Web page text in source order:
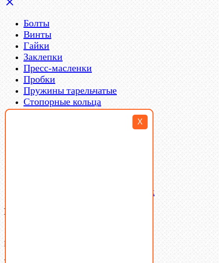
X
Болты
Винты
Гайки
Заклепки
Пресс-масленки
Пробки
Пружины тарельчатые
Стопорные кольца
Такелаж
Латунный и бронзовый крепеж
Ваша корзина
В корзине нет товаров.